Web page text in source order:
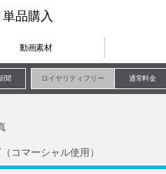
品購入
動画素材
聞 ロイヤリティフリー 通常料金
（コマーシャル使用）